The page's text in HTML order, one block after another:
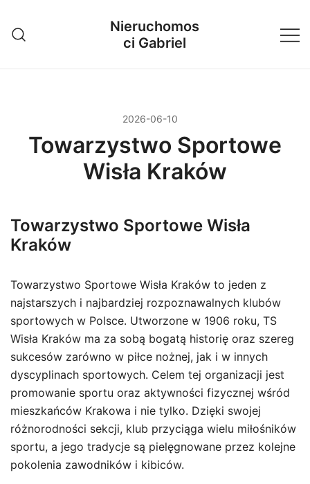
treści
Nieruchomos
ci Gabriel
2026-06-10
Towarzystwo Sportowe
Wisła Kraków
Towarzystwo Sportowe Wisła
Kraków
Towarzystwo Sportowe Wisła Kraków to jeden z
najstarszych i najbardziej rozpoznawalnych klubów
sportowych w Polsce. Utworzone w 1906 roku, TS
Wisła Kraków ma za sobą bogatą historię oraz szereg
sukcesów zarówno w piłce nożnej, jak i w innych
dyscyplinach sportowych. Celem tej organizacji jest
promowanie sportu oraz aktywności fizycznej wśród
mieszkańców Krakowa i nie tylko. Dzięki swojej
różnorodności sekcji, klub przyciąga wielu miłośników
sportu, a jego tradycje są pielęgnowane przez kolejne
pokolenia zawodników i kibiców.